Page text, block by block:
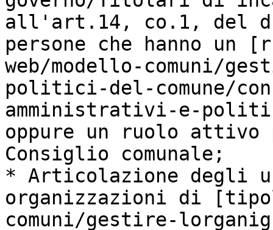
all'art.14, co.1, del
persone che hanno
web/modello-comuni/
politici-del-comune/
amministrativi-e-
oppure un ruolo
Consiglio comunale;
* Articolazione
organizzazioni di
comuni/gestire-